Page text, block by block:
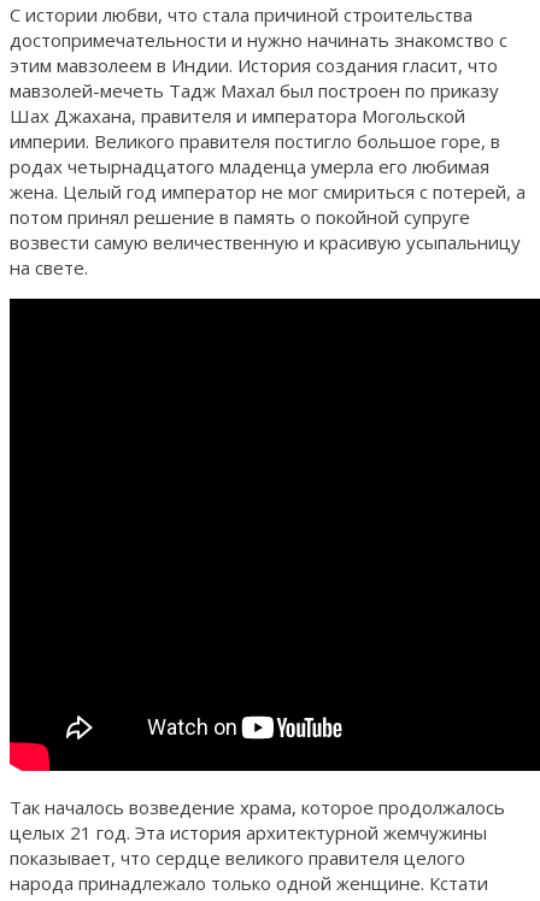
С истории любви, что стала причиной строительства
достопримечательности и нужно начинать знакомство с
этим мавзолеем в Индии. История создания гласит, что
мавзолей-мечеть Тадж Махал был построен по приказу
Шах Джахана, правителя и императора Могольской
империи. Великого правителя постигло большое горе, в
родах четырнадцатого младенца умерла его любимая
жена. Целый год император не мог смириться с потерей, а
потом принял решение в память о покойной супруге
возвести самую величественную и красивую усыпальницу
на свете.
Так началось возведение храма, которое продолжалось
целых 21 год. Эта история архитектурной жемчужины
показывает, что сердце великого правителя целого
народа принадлежало только одной женщине. Кстати